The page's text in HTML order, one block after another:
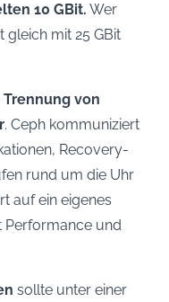
10 GBit. Wer
gleich mit 25 GBit
von
. Ceph kommuniziert
Recovery-
rund um die Uhr
auf ein eigenes
Performance und
sollte unter einer